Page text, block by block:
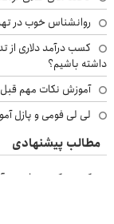
روانشناس خوب در
کسب درآمد دلاری از
داشته باشیم؟
آموزش نکات مهم قبل
لی لی فومی و پازل
مطالب پیشنهادی
هر کوینی که بخوای